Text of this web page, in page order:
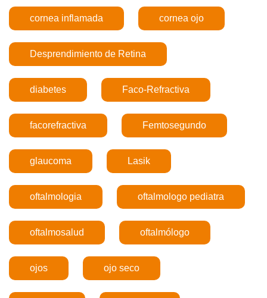
cornea inflamada cornea ojo
Desprendimiento de Retina
diabetes Faco-Refractiva
facorefractiva Femtosegundo
glaucoma Lasik
oftalmologia oftalmologo pediatra
oftalmosalud oftalmólogo
ojos ojo seco